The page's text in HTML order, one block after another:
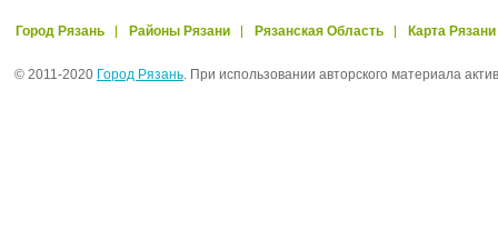
Город Рязань Районы Рязани Рязанская Область Карта Рязани
© 2011-2020 Город Рязань. При использовании авторского материала